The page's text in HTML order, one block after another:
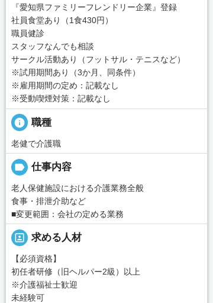
『愛知県ファミリーフレンドリー企業』登録
社員食堂あり（1食430円）
職員健診
スタッフなんでも相談
サークル活動あり（フットサル・テニスなど）
※試用期間あり（3か月、同条件）
※雇用期間の定め：記載なし
※受動喫煙対策：記載なし
info 職種
老健で介護職
label 仕事内容
老人保健施設における介護業務全般
食事・排泄介助など
■変更範囲：会社の定める業務
portrait 求める人材
【必須資格】
初任者研修（旧ヘルパー2級）以上
※介護福祉士歓迎
未経験可